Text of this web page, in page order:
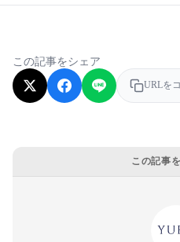
この記事をシェア
URLを
この記事